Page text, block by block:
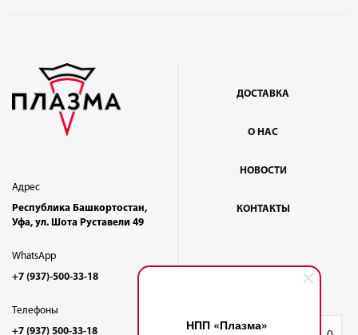
НПП «Плазма»
Адрес
Республика Башкортостан,
Уфа, ул. Шота Руставели 49
WhatsApp
+7 (937)-500-33-18
Телефоны
+7 (937) 500-33-18
ДОСТАВКА
О НАС
НОВОСТИ
КОНТАКТЫ